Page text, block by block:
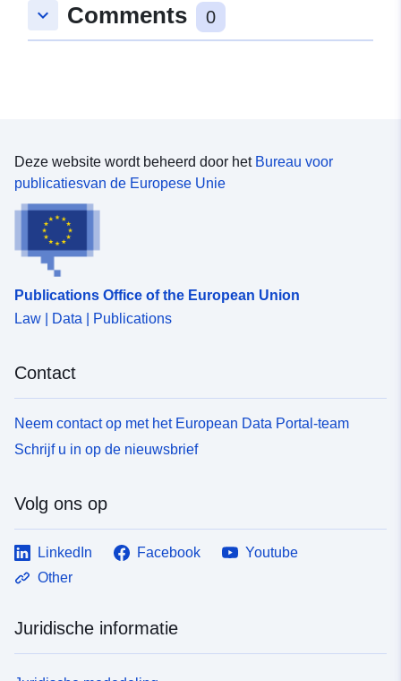
keyboard_arrow_down Comments 0
Deze website wordt beheerd door het Bureau voor
publicatiesvan de Europese Unie
Publications Office of the European Union
Law | Data | Publications
Contact
Neem contact op met het European Data Portal-team
Schrijf u in op de nieuwsbrief
Volg ons op
LinkedIn Facebook
Youtube
Other
Juridische informatie